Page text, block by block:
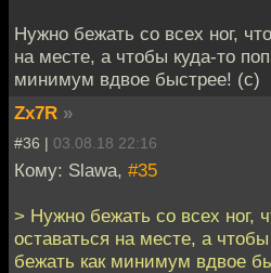
Нужно бежать со всех ног,
на месте, а чтобы куда-то
минимум вдвое быстрее! (с)
Zx7R »
#36 | 03.08.18 22:16
Кому: Slawa, #35
> Нужно бежать со всех ног,
оставаться на месте, а
бежать как минимум вдвое